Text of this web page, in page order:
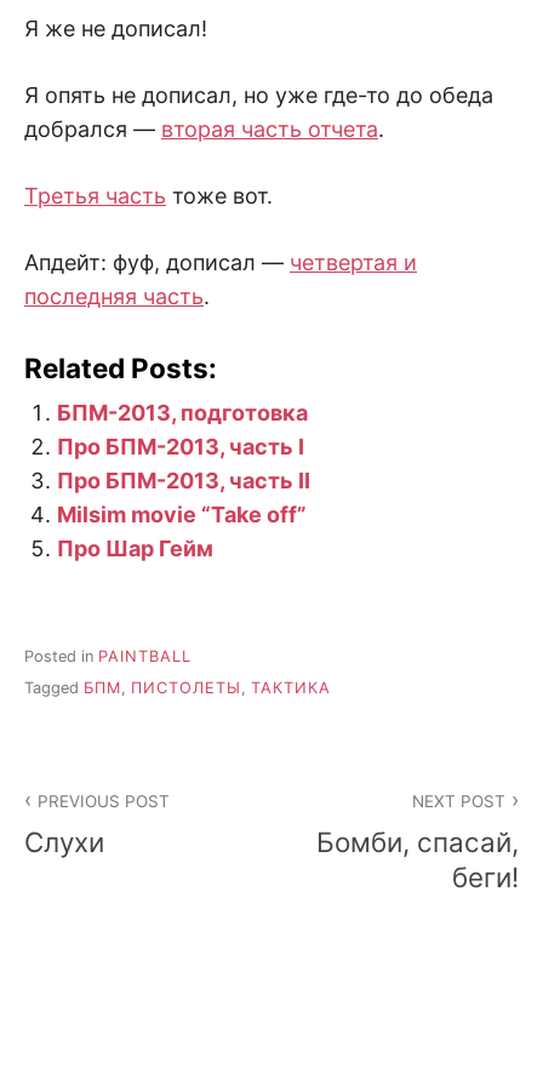
Я же не дописал!
Я опять не дописал, но уже где-то до обеда
добрался — вторая часть отчета.
Третья часть тоже вот.
Апдейт: фуф, дописал — четвертая и
последняя часть.
Related Posts:
БПМ-2013, подготовка
Про БПМ-2013, часть I
Про БПМ-2013, часть II
Milsim movie “Take off”
Про Шар Гейм
Posted in PAINTBALL
Tagged БПМ, ПИСТОЛЕТЫ , ТАКТИКА
navigation
PREVIOUS POST
Слухи
NEXT POST
Бомби, спасай,
беги!